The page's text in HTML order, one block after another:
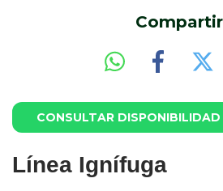
CONSULTAR
Línea Ignífuga